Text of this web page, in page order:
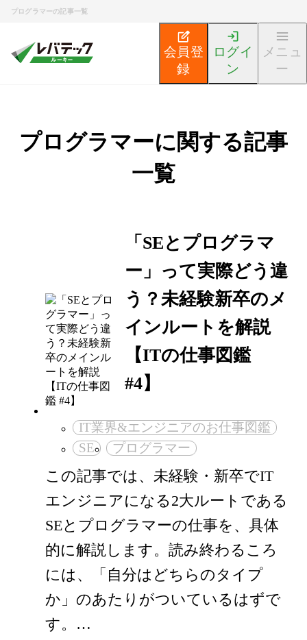
プログラマーの記事一覧
会員登
録
ログイ
ン
メニュ
ー
プログラマーに関する記事
一覧
「SEとプログラマ
ー」って実際どう違
う？未経験新卒のメ
インルートを解説
【ITの仕事図鑑
#4】
IT業界&エンジニアのお仕事図鑑
SE
プログラマー
この記事では、未経験・新卒でIT
エンジニアになる2大ルートである
SEとプログラマーの仕事を、具体
的に解説します。読み終わるころ
には、「自分はどちらのタイプ
か」のあたりがついているはずで
す。…